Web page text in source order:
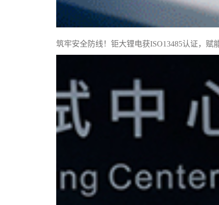
筑牢安全防线！钜大锂电获ISO13485认证，赋